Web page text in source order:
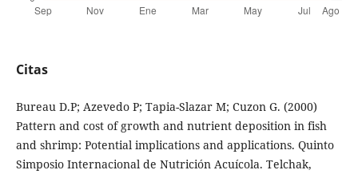
Citas
Bureau D.P; Azevedo P; Tapia-Slazar M; Cuzon G. (2000)
Pattern and cost of growth and nutrient deposition in fish
and shrimp: Potential implications and applications. Quinto
Simposio Internacional de Nutrición Acuícola. Telchak,